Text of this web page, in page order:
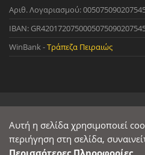
Αριθ. Λογαριασμού:
IBAN:
WinBank -Τράπεζα Πειραιώς
© 2022 StreetWare. All Rights
Primesoft&
Αυτή η σελίδα χρησιμοποιεί
περιήγηση στη σελίδα,
Περισσότερες Πληροφορίες